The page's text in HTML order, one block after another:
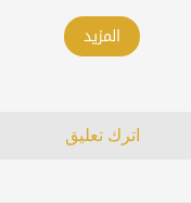
المزيد
اترك تعليق